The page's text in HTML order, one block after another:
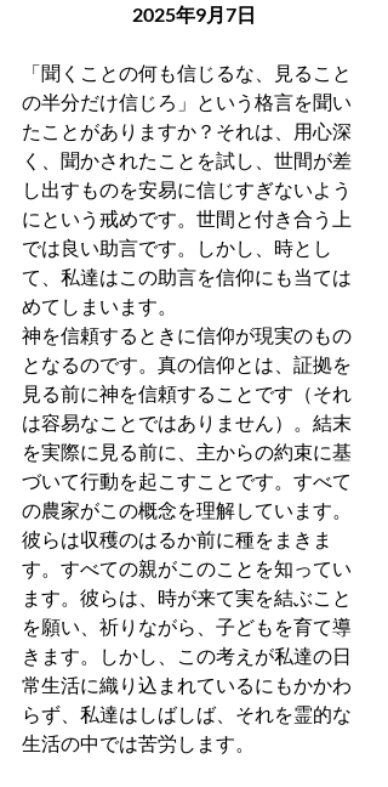
2025年9月7日
「聞くことの何も信じるな、見ること
の半分だけ信じろ」という格言を聞い
たことがありますか？それは、用心深
く、聞かされたことを試し、世間が差
し出すものを安易に信じすぎないよう
にという戒めです。世間と付き合う上
では良い助言です。しかし、時とし
て、私達はこの助言を信仰にも当ては
めてしまいます。
神を信頼するときに信仰が現実のもの
となるのです。真の信仰とは、証拠を
見る前に神を信頼することです（それ
は容易なことではありません）。結末
を実際に見る前に、主からの約束に基
づいて行動を起こすことです。すべて
の農家がこの概念を理解しています。
彼らは収穫のはるか前に種をまきま
す。すべての親がこのことを知ってい
ます。彼らは、時が来て実を結ぶこと
を願い、祈りながら、子どもを育て導
きます。しかし、この考えが私達の日
常生活に織り込まれているにもかかわ
らず、私達はしばしば、それを霊的な
生活の中では苦労します。